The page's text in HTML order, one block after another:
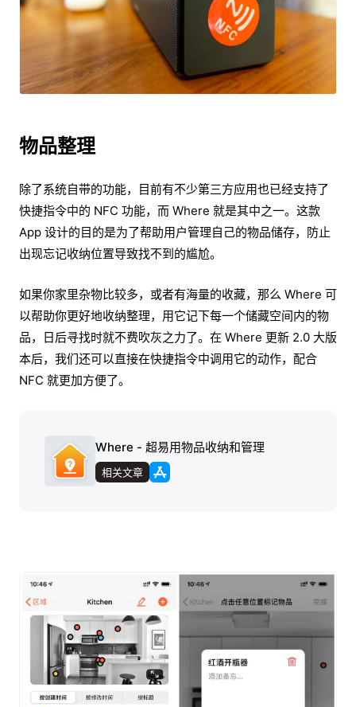
物品整理
除了系统自带的功能，目前有不少第三方应用也已经支持了
快捷指令中的 NFC 功能，而 Where 就是其中之一。这款
App 设计的目的是为了帮助用户管理自己的物品储存，防止
出现忘记收纳位置导致找不到的尴尬。
如果你家里杂物比较多，或者有海量的收藏，那么 Where 可
以帮助你更好地收纳整理，用它记下每一个储藏空间内的物
品，日后寻找时就不费吹灰之力了。在 Where 更新 2.0 大版
本后，我们还可以直接在快捷指令中调用它的动作，配合
NFC 就更加方便了。
Where - 超易用物品收纳和管理
相关文章